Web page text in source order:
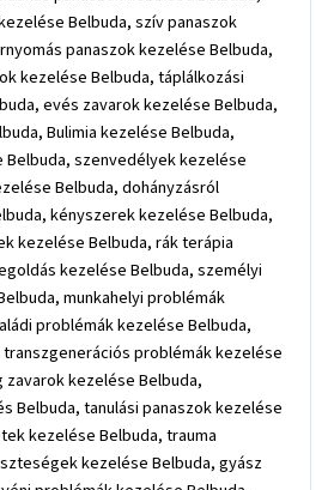
Belbuda, szív panaszok
panaszok kezelése Belbuda,
kezelése Belbuda, táplálkozási
evés zavarok kezelése Belbuda,
Bulimia kezelése Belbuda,
szenvedélyek kezelése
Belbuda, dohányzásról
kényszerek kezelése Belbuda,
kezelése Belbuda, rák terápia
kezelése Belbuda, személyi
munkahelyi problémák
problémák kezelése Belbuda,
problémák kezelése
kezelése Belbuda,
Belbuda, tanulási panaszok kezelése
kezelése Belbuda, trauma
kezelése Belbuda, gyász